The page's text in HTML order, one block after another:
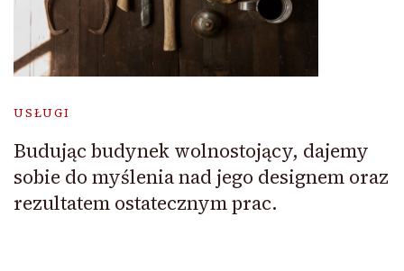
USŁUGI
Budując budynek wolnostojący, dajemy
sobie do myślenia nad jego designem oraz
rezultatem ostatecznym prac.